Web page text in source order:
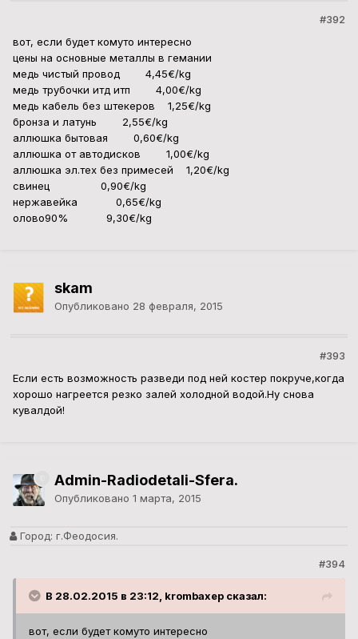
#392
вот, если будет комуто интересно
цены на основные металлы в гемании
медь чистый провод 4,45€/kg
медь трубочки итд итп 4,00€/kg
медь кабель без штекеров 1,25€/kg
бронза и латунь 2,55€/kg
аллюшка бытовая 0,60€/kg
аллюшка от автодисков 1,00€/kg
аллюшка эл.тех без примесей 1,20€/kg
свинец 0,90€/kg
нержавейка 0,65€/kg
олово90% 9,30€/kg
skam
Опубликовано 28 февраля, 2015
#393
Если есть возможность разведи под ней костер покруче,когда
хорошо нагреется резко залей холодной водой.Ну снова
кувалдой!
Admin-Radiodetali-Sfera.
Опубликовано 1 марта, 2015
Город: г.Феодосия.
#394
В 28.02.2015 в 23:12, krombaxep сказал:
вот, если будет комуто интересно